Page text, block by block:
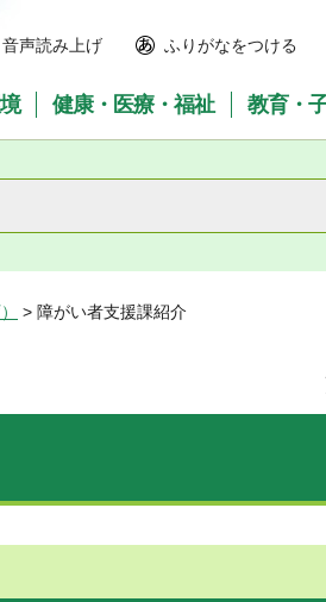
音声読み上げ ふりがなをつける
健康・医療・福祉 教育・
> 障がい者支援課紹介